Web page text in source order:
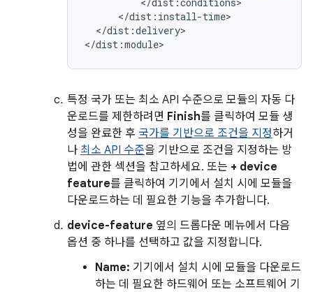
</dist:delivery>
특정 국가 또는 최소 API 수준으로 모듈의 자동 다
운로드를 제한하려면 Finish를 클릭하여 모듈 생
성을 완료한 후 국가를 기반으로 조건을 지정하거
나 최소 API 수준을 기반으로 조건을 지정하는 방
법에 관한 섹션을 참고하세요. 또는 + device
feature를 클릭하여 기기에서 설치 시에 모듈을
다운로드하는 데 필요한 기능을 추가합니다.
device-feature 옆의 드롭다운 메뉴에서 다음
옵션 중 하나를 선택하고 값을 지정합니다.
Name: 기기에서 설치 시에 모듈을 다운로드
하는 데 필요한 하드웨어 또는 소프트웨어 기